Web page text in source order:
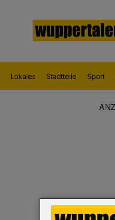
Lokales Stadtteile Sport